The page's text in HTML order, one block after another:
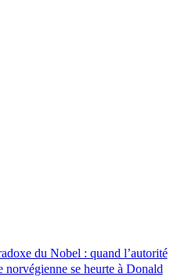
du Nobel : quand l’autorité
norvégienne se heurte à Donald